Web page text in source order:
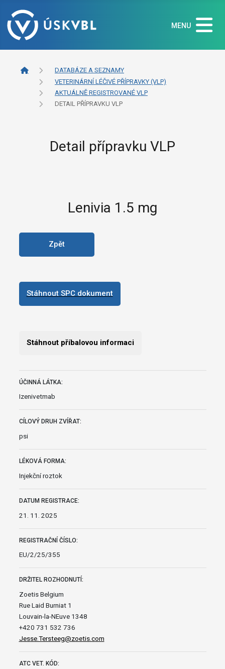
MENU
DATABÁZE A SEZNAMY
VETERINÁRNÍ LÉČIVÉ PŘÍPRAVKY (VLP)
AKTUÁLNĚ REGISTROVANÉ VLP
DETAIL PŘÍPRAVKU VLP
Detail přípravku VLP
Lenivia 1.5 mg
Zpět
Stáhnout SPC dokument
Stáhnout příbalovou informaci
ÚČINNÁ LÁTKA:
Izenivetmab
CÍLOVÝ DRUH ZVÍŘAT:
psi
LÉKOVÁ FORMA:
Injekční roztok
DATUM REGISTRACE:
21. 11. 2025
REGISTRAČNÍ ČÍSLO:
EU/2/25/355
DRŽITEL ROZHODNUTÍ:
Zoetis Belgium
Rue Laid Burniat 1
Louvain-la-NEuve 1348
+420 731 532 736
Jesse.Tersteeg@zoetis.com
ATC VET. KÓD: